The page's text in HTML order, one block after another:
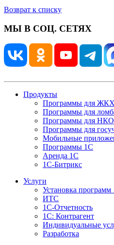
Возврат к списку
МЫ В СОЦ. СЕТЯХ
Продукты
Программы для ЖКХ
Программы для
Программы для НКО
Программы для
Мобильные
Программы 1С
Аренда 1С
1С-Битрикс
Услуги
Установка программ
ИТС
1С-Отчетность
1С: Контрагент
Индивидуальные
Разработка